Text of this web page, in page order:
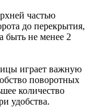
частью
до перекрытия,
быть не менее 2
играет важную
поворотных
количество
удобства.